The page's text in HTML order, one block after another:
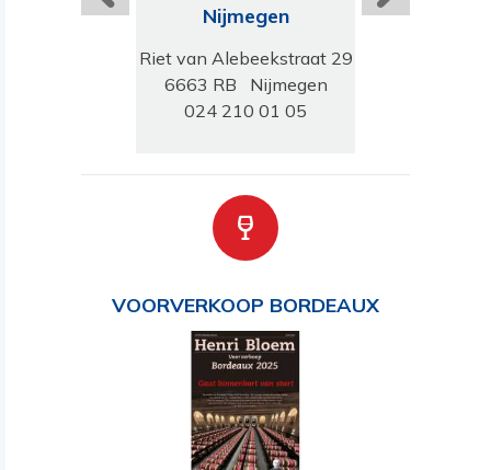
Nijmegen
Riet van Alebeekstraat 29
6663 RB Nijmegen
024 210 01 05
VOORVERKOOP BORDEAUX